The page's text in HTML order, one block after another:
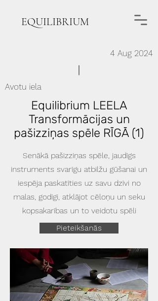
EQUILIBRIUM
4 Aug 2024
Avotu iela
Equilibrium LEELA
Transformācijas un
pašizziņas spēle RĪGĀ (1)
Senākā pašizziņas spēle, jaudīgs
instruments svarīgu atbilžu gūšanai un
iespēja paskatīties uz savu dzīvi no
malas, godīgi, atklājot cēloņu un seku
kopsakarības un to veidotu spēli
Pieteikšanās